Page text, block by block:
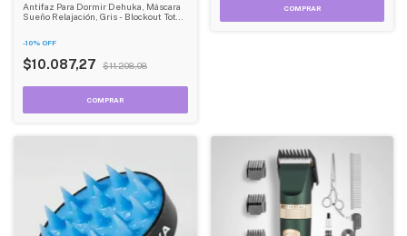
Antifaz Para Dormir Dehuka, Máscara
Sueño Relajación, Gris - Blockout Total
-10% OFF
$10.087,27 $11.208,08